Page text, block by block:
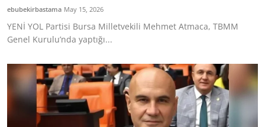
ebubekirbastama May 15, 2026
YENİ YOL Partisi Bursa Milletvekili Mehmet Atmaca, TBMM
Genel Kurulu’nda yaptığı...